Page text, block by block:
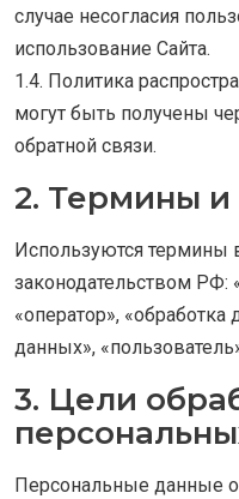
случае несогласия
использование Сайта.
1.4. Политика
могут быть получены
обратной связи.
2. Термины
Используются термины
законодательством РФ:
«оператор»,
данных»,
3. Цели
Персональные данные